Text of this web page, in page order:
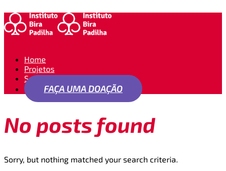
Home
Projetos
Seja um apoiador
FAÇA UMA DOAÇÃO
No posts found
Sorry, but nothing matched your search criteria.